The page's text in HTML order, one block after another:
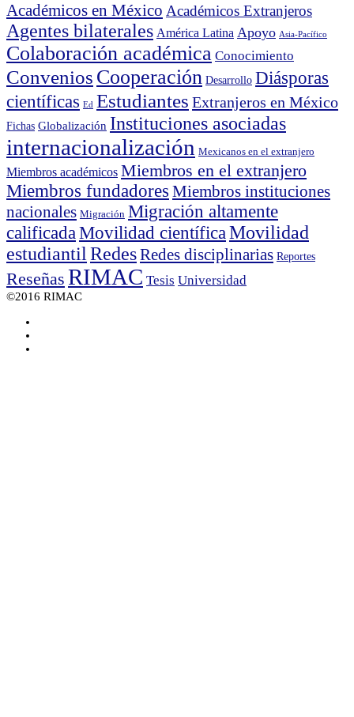
Académicos en México Académicos Extranjeros
Agentes bilaterales América Latina Apoyo Asia-Pacífico
Colaboración académica Conocimiento
Convenios Cooperación Desarrollo Diásporas
científicas Ed Estudiantes Extranjeros en México
Fichas Globalización Instituciones asociadas
internacionalización Mexicanos en el extranjero
Miembros académicos Miembros en el extranjero
Miembros fundadores Miembros instituciones
nacionales Migración Migración altamente
calificadaMovilidad científicaMovilidad
estudiantilRedesRedes disciplinarias Reportes
Reseñas RIMAC Tesis Universidad
©2016 RIMAC